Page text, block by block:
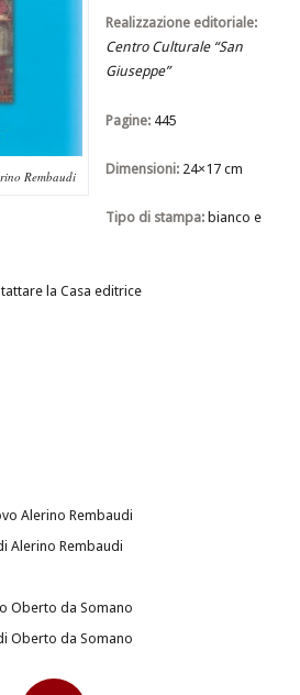
Rembaudi
Realizzazione editoriale:
Centro Culturale “San
Giuseppe”
Pagine:445
Dimensioni:24×17 cm
Tipo di stampa:bianco e
la Casa editrice
Alerino Rembaudi
Alerino Rembaudi
Oberto da Somano
Oberto da Somano